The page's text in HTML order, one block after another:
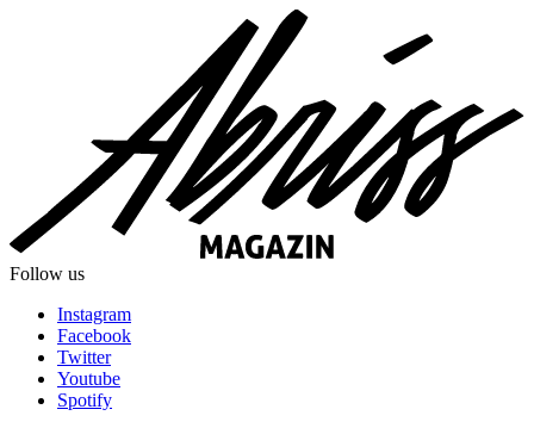
Follow us
Instagram
Facebook
Twitter
Youtube
Spotify